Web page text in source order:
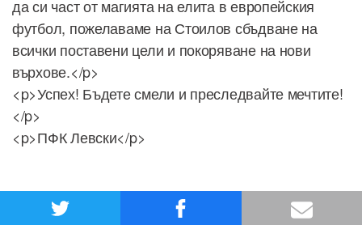
да си част от магията на елита в европейския
футбол, пожелаваме на Стоилов сбъдване на
всички поставени цели и покоряване на нови
върхове.</p>
<p>Успех! Бъдете смели и преследвайте мечтите!
</p>
<p>ПФК Левски</p>